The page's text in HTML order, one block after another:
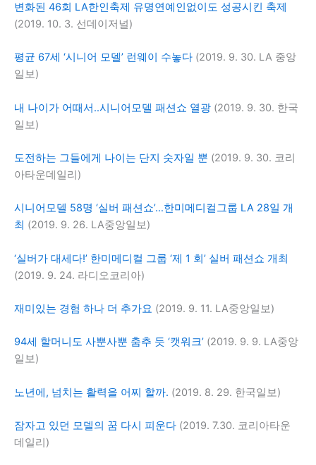
변화된 46회 LA한인축제 유명연예인없이도 성공시킨 축제
(2019. 10. 3. 선데이저널)
평균 67세 ‘시니어 모델’ 런웨이 수놓다 (2019. 9. 30. LA 중앙
일보)
내 나이가 어때서..시니어모델 패션쇼 열광 (2019. 9. 30. 한국
일보)
도전하는 그들에게 나이는 단지 숫자일 뿐 (2019. 9. 30. 코리
아타운데일리)
시니어모델 58명 ‘실버 패션쇼’…한미메디컬그룹 LA 28일 개
최 (2019. 9. 26. LA중앙일보)
‘실버가 대세다!’ 한미메디컬 그룹 ‘제 1 회’ 실버 패션쇼 개최
(2019. 9. 24. 라디오코리아)
재미있는 경험 하나 더 추가요 (2019. 9. 11. LA중앙일보)
94세 할머니도 사뿐사뿐 춤추 듯 ‘캣워크’ (2019. 9. 9. LA중앙
일보)
노년에, 넘치는 활력을 어찌 할까. (2019. 8. 29. 한국일보)
잠자고 있던 모델의 꿈 다시 피운다 (2019. 7.30. 코리아타운
데일리)